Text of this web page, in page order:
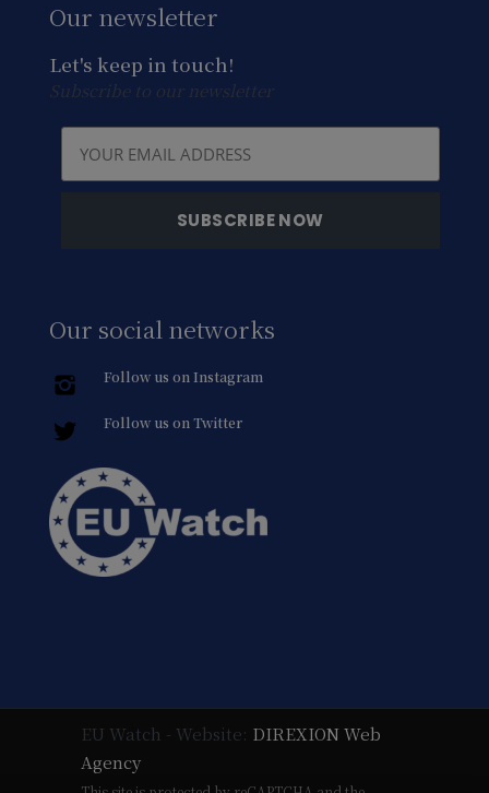
Our newsletter
Let's keep in touch!
Subscribe to our newsletter
Our social networks
Follow us on Instagram
Follow us on Twitter
EU Watch - Website: DIREXION Web
Agency